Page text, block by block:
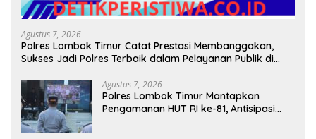
Agustus 7, 2026
Polres Lombok Timur Catat Prestasi Membanggakan,
Sukses Jadi Polres Terbaik dalam Pelayanan Publik di
Agustus 7, 2026
Polres Lombok Timur Mantapkan
Pengamanan HUT RI ke-81, Antisipasi